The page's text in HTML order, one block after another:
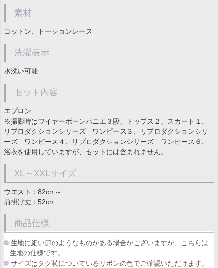
素材
コットン、トーションレース
洗濯表示
水洗い可能
セット内容
エプロン
※撮影時はワイヤーボーンパニエ３段、トップス２、スカート１、
リプロダクションシリーズ ワンピース３、リプロダクションシリ
ーズ ワンピース４、リプロダクションシリーズ ワンピース６、
浴衣を使用していますが、セットには含まれません。
XL～XXLサイズ
ウエスト：82cm～
前掛け丈：52cm
商品仕様
生地に細い節のようなものがある場合がございますが、こちらは
生地の仕様です。
サイズはタグ横についているリボンの色でご確認いただけます。